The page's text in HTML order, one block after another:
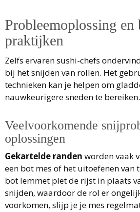
Probleemoplossing en
praktijken
Zelfs ervaren sushi-chefs
bij het snijden van rollen. Het
technieken kan je helpen om
nauwkeurigere sneden te bereiken.
Veelvoorkomende
oplossingen
Gekartelde randen worden vaak
een bot mes of het uitoefenen van
bot lemmet plet de rijst in plaats
snijden, waardoor de rol er
voorkomen, slijp je je mes